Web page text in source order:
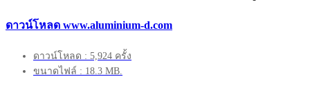
ดาวน์โหลด www.aluminium-d.com
ดาวน์โหลด : 5,924 ครั้ง
ขนาดไฟล์ : 18.3 MB.